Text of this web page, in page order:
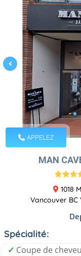
APPELEZ
MAN
1018
Vancouver BC
Spécialité:
✓ Coupe de